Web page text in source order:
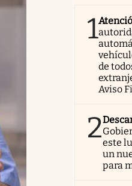
1
de
Aviso
2este
un
para